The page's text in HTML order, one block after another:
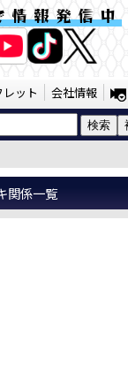
JTC Auto
情報発信中
ット 会社情報
関係一覧
ェルジ